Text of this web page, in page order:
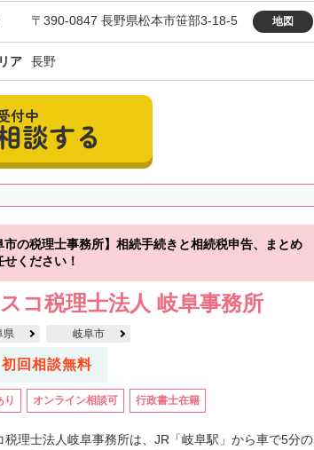
〒390-0847 長野県松本市笹部3-18-5 地図
ア 長野
付中
談する
市の税理士事務所】相続手続きと相続税申告、まとめ
せください！
コ税理士法人 岐阜事務所
県 岐阜市
初回相談無料
り オンライン相談可 行政書士在籍
税理士法人岐阜事務所は、JR「岐阜駅」から車で5分の